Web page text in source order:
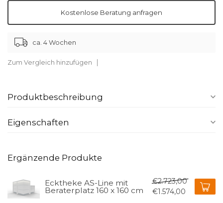
Kostenlose Beratung anfragen
ca. 4 Wochen
Zum Vergleich hinzufügen
Produktbeschreibung
Eigenschaften
Ergänzende Produkte
Ecktheke AS-Line mit
Beraterplatz 160 x 160 cm
€2.723,00
€1.574,00